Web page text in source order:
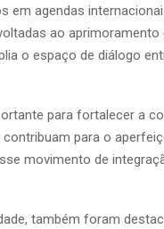
em agendas
ao
o espaço de diálogo
para fortalecer a
contribuam para o
movimento de
também foram